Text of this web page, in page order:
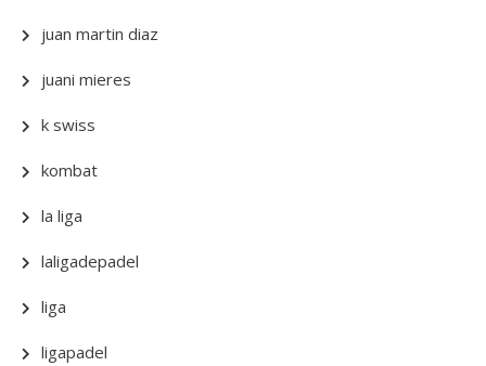
juan martin diaz
juani mieres
k swiss
kombat
la liga
laligadepadel
liga
ligapadel